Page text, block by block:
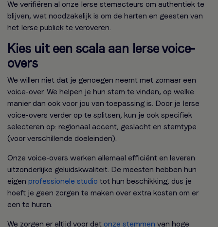
We verifiëren al onze Ierse stemacteurs om authentiek te
blijven, wat noodzakelijk is om de harten en geesten van
het Ierse publiek te veroveren.
Kies uit een scala aan Ierse voice-
overs
We willen niet dat je genoegen neemt met zomaar een
voice-over. We helpen je hun stem te vinden, op welke
manier dan ook voor jou van toepassing is. Door je Ierse
voice-overs verder op te splitsen, kun je ook specifiek
selecteren op: regionaal accent, geslacht en stemtype
(voor verschillende doeleinden).
Onze voice-overs werken allemaal efficiënt en leveren
uitzonderlijke geluidskwaliteit. De meesten hebben hun
eigen professionele studio tot hun beschikking, dus je
hoeft je geen zorgen te maken over extra kosten om er
een te huren.
We zorgen er altijd voor dat onze stemmen van hoge